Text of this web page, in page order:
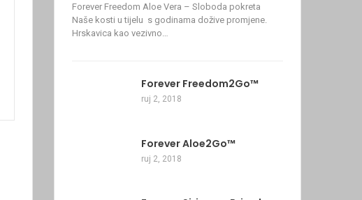
Forever Freedom Aloe Vera – Sloboda pokreta
Naše kosti u tijelu s godinama dožive promjene.
Hrskavica kao vezivno…
Forever Freedom2Go™
ruj 2, 2018
Forever Aloe2Go™
ruj 2, 2018